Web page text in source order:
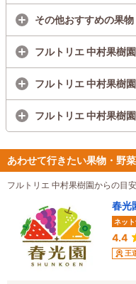
その他おすすめの果
フルトリエ 中村果樹
フルトリエ 中村果樹
フルトリエ 中村果樹
あわせて行きたい果物・野
フルトリエ 中村果樹園からの目
春光
ネッ
4.4
王